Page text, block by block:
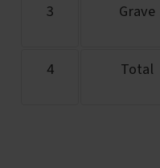
3 Grave
4 Total